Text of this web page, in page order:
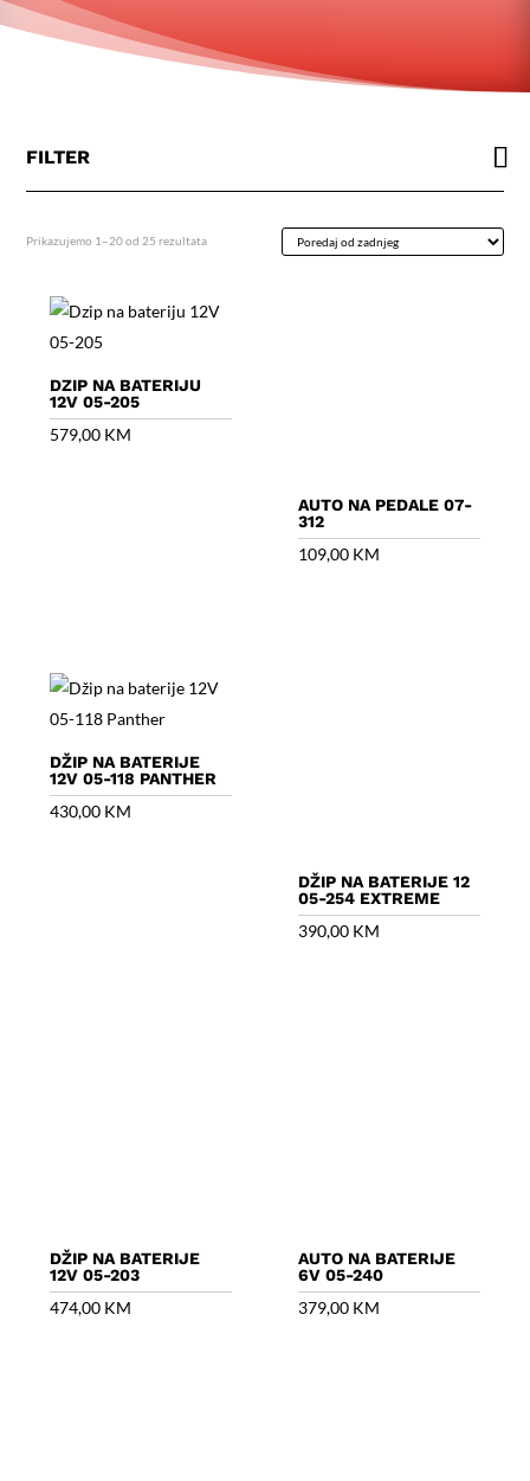
FILTER
Prikazujemo 1–20 od 25 rezultataPoredano
DZIP NA BATERIJU
12V 05-205
579,00 KM
AUTO NA PEDALE 07-
312
109,00 KM
DŽIP NA BATERIJE
12V 05-118 PANTHER
430,00 KM
DŽIP NA BATERIJE 12
05-254 EXTREME
390,00 KM
DŽIP NA BATERIJE
12V 05-203
474,00 KM
AUTO NA BATERIJE
6V 05-240
379,00 KM